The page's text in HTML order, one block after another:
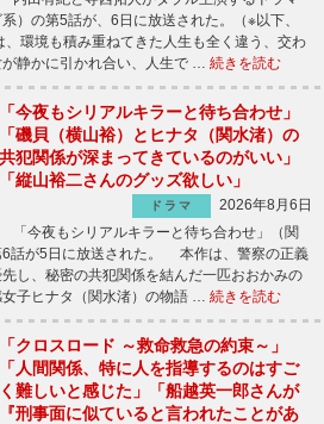
）の第5話が、6日に放送された。（※以下、
環境も積み重ねてきた人生も全く違う、交わ
静かに引かれ合い、人生で … 続きを読む
「今夜もシリアルキラーと待ち合わせ」
「磯貝（横山裕）とヒナタ（関水渚）の
共犯関係が深まってきているのがいい」
「縦山裕二さんのグッズ欲しい」
ドラマ
2026年8月6日
「今夜もシリアルキラーと待ち合わせ」（関
6話が5日に放送された。 本作は、警察の正義
し、秘密の共犯関係を結んだ一匹おおかみの
子ヒナタ（関水渚）の物語 … 続きを読む
「クロスロード ～救命救急の約束～」
「人間関係、特に人を指導するのはすご
く難しいと感じた」「船越英一郎さんが
『刑事面に似ていると言われたことがあ